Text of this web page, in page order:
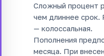
Сложный процент
чем длиннее срок.
— колоссальная.
Пополнения
месяца. При